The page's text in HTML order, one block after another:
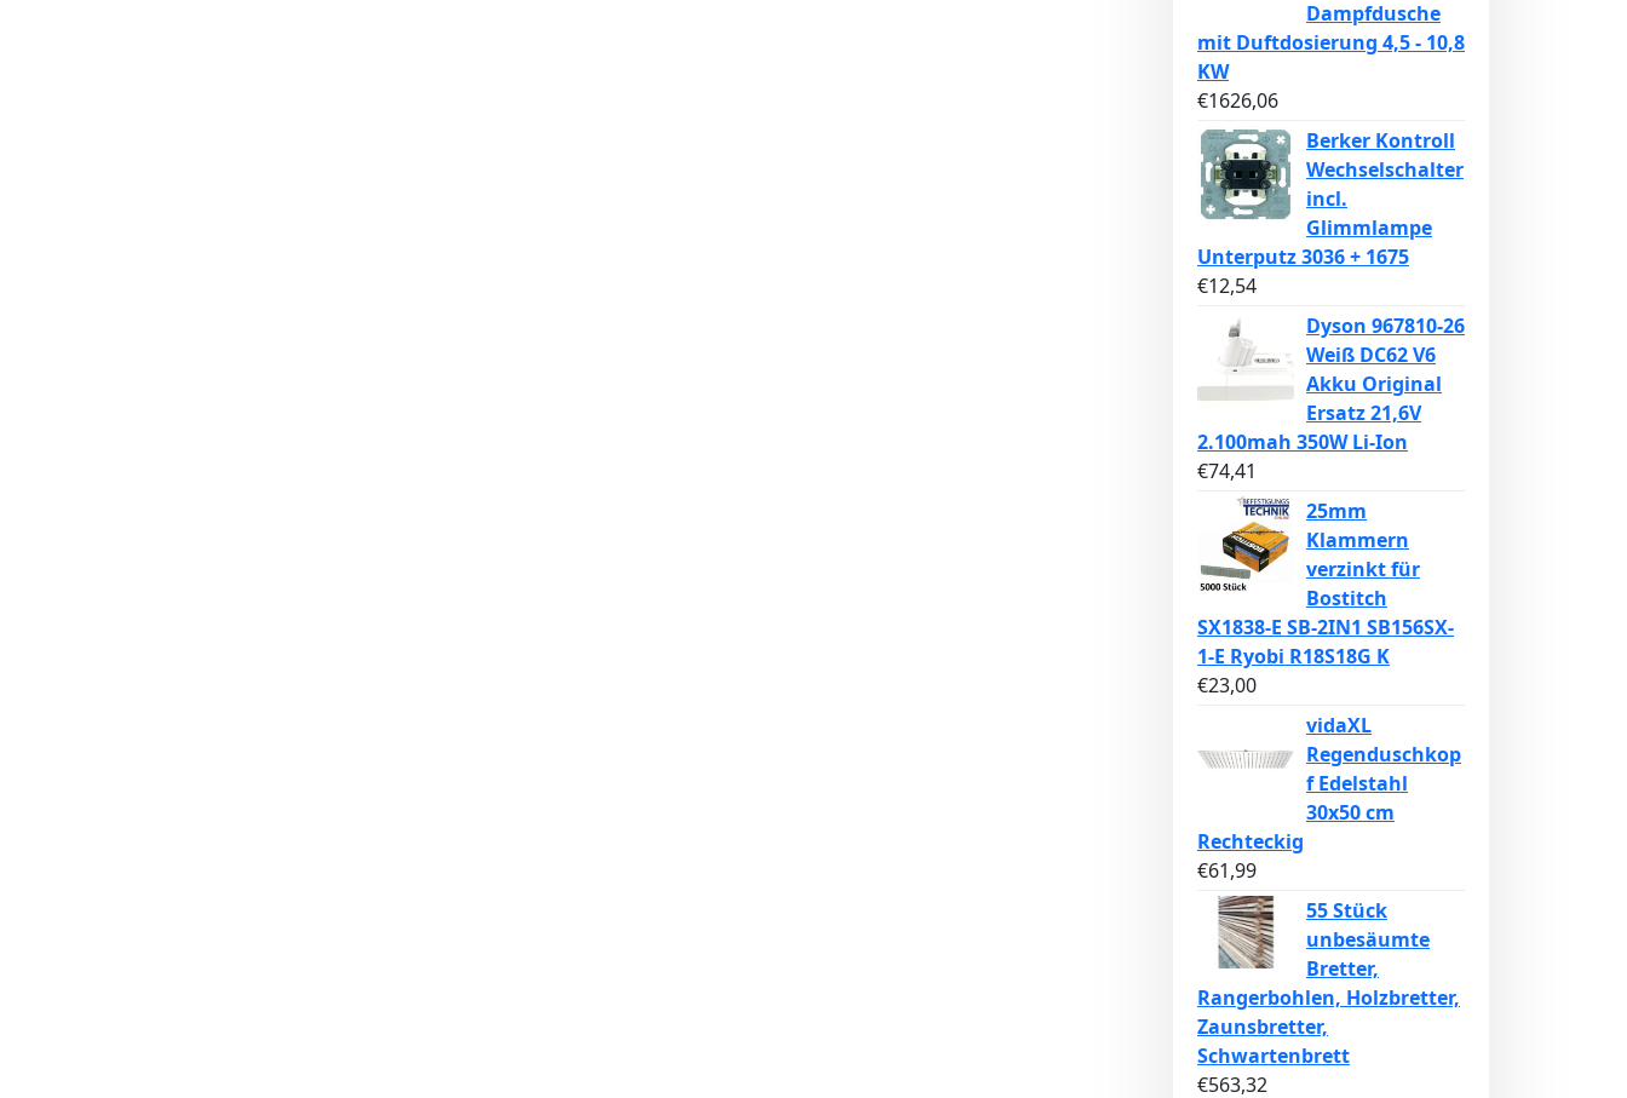
Dampfdusche
mit Duftdosierung 4,5 - 10,8
KW
€1626,06
Berker Kontroll
Wechselschalter
incl.
Glimmlampe
Unterputz 3036 + 1675
€12,54
Dyson 967810-26
Weiß DC62 V6
Akku Original
Ersatz 21,6V
2.100mah 350W Li-Ion
€74,41
25mm
Klammern
verzinkt für
Bostitch
SX1838-E SB-2IN1 SB156SX-
1-E Ryobi R18S18G K
€23,00
vidaXL
Regenduschkop
f Edelstahl
30x50 cm
Rechteckig
€61,99
55 Stück
unbesäumte
Bretter,
Rangerbohlen, Holzbretter,
Zaunsbretter,
Schwartenbrett
€563,32